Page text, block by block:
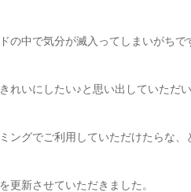
の中で気分が滅入ってしまいがちで
れいにしたい♪と思い出していただ
ングでご利用していただけたらな、
更新させていただきました。